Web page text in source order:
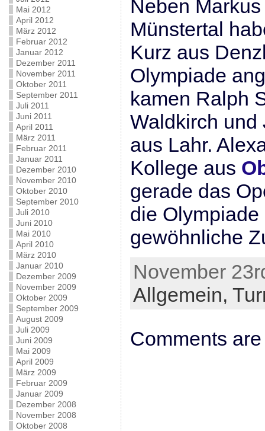
Mai 2012
April 2012
März 2012
Februar 2012
Januar 2012
Dezember 2011
November 2011
Oktober 2011
September 2011
Juli 2011
Juni 2011
April 2011
März 2011
Februar 2011
Januar 2011
Dezember 2010
November 2010
Oktober 2010
September 2010
Juli 2010
Juni 2010
Mai 2010
April 2010
März 2010
Januar 2010
Dezember 2009
November 2009
Oktober 2009
September 2009
August 2009
Juli 2009
Juni 2009
Mai 2009
April 2009
März 2009
Februar 2009
Januar 2009
Dezember 2008
November 2008
Oktober 2008
Neben
Münstertal
Kurz aus
Olympiade
kamen Ralph
Waldkirch und
aus Lahr.
Kollege aus
gerade das
die
gewöhnliche
November
Allgemein,
Comments